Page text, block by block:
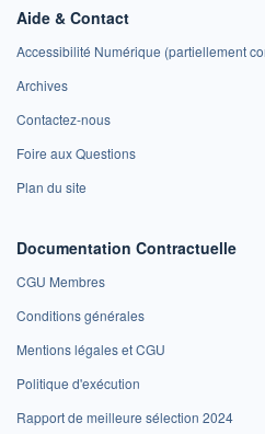
Aide & Contact
Accessibilité Numérique (partiellement
Archives
Contactez-nous
Foire aux Questions
Plan du site
Documentation Contractuelle
CGU Membres
Conditions générales
Mentions légales et CGU
Politique d'exécution
Rapport de meilleure sélection 2024